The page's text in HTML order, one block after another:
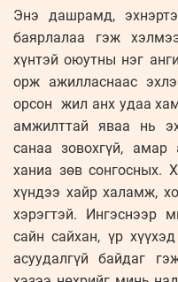
Энэ дашрамд,
баярлалаа гэж
хүнтэй оюутны нэг
орж ажилласнаас
орсон жил анх удаа
амжилттай яваа нь
санаа зовохгүй,
ханиа зөв сонгосных.
хүндээ хайр халамж,
хэрэгтэй. Ингэснээр
сайн сайхан, үр
асуудалгүй байдаг